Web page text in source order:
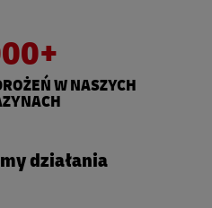
W NASZYCH
działania